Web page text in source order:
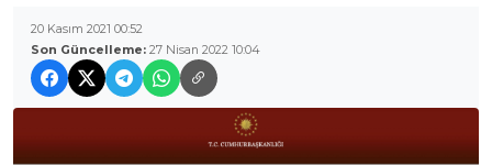
20 Kasım 2021 00:52
Son Güncelleme: 27 Nisan 2022 10:04